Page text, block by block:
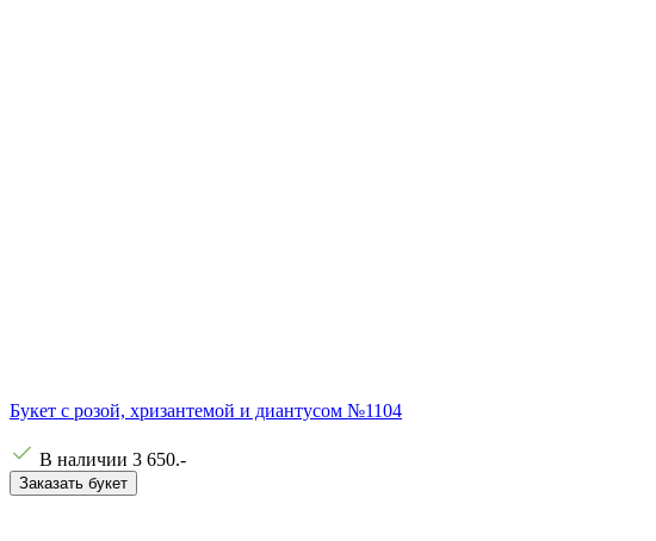
Букет с розой, хризантемой и диантусом №1104
В наличии 3 650.-
Заказать букет